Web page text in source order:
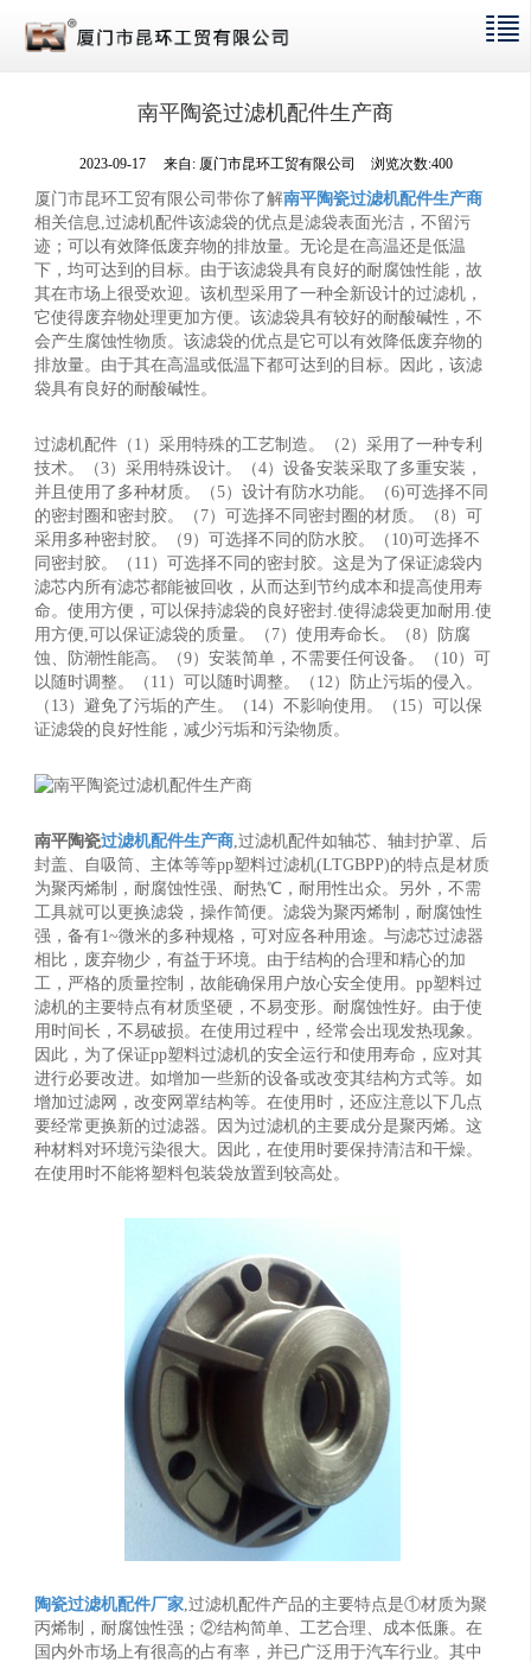
南平陶瓷过滤机配件生产商
2023-09-17 来自: 厦门市昆环工贸有限公司 浏览次数:400
厦门市昆环工贸有限公司带你了解南平陶瓷过滤机配件生产商
相关信息,过滤机配件该滤袋的优点是滤袋表面光洁，不留污
迹；可以有效降低废弃物的排放量。无论是在高温还是低温
下，均可达到的目标。由于该滤袋具有良好的耐腐蚀性能，故
其在市场上很受欢迎。该机型采用了一种全新设计的过滤机，
它使得废弃物处理更加方便。该滤袋具有较好的耐酸碱性，不
会产生腐蚀性物质。该滤袋的优点是它可以有效降低废弃物的
排放量。由于其在高温或低温下都可达到的目标。因此，该滤
袋具有良好的耐酸碱性。
过滤机配件（1）采用特殊的工艺制造。（2）采用了一种专利
技术。（3）采用特殊设计。（4）设备安装采取了多重安装，
并且使用了多种材质。（5）设计有防水功能。（6)可选择不同
的密封圈和密封胶。（7）可选择不同密封圈的材质。（8）可
采用多种密封胶。（9）可选择不同的防水胶。（10)可选择不
同密封胶。（11）可选择不同的密封胶。这是为了保证滤袋内
滤芯内所有滤芯都能被回收，从而达到节约成本和提高使用寿
命。使用方便，可以保持滤袋的良好密封.使得滤袋更加耐用.使
用方便,可以保证滤袋的质量。（7）使用寿命长。（8）防腐
蚀、防潮性能高。（9）安装简单，不需要任何设备。（10）可
以随时调整。（11）可以随时调整。（12）防止污垢的侵入。
（13）避免了污垢的产生。（14）不影响使用。（15）可以保
证滤袋的良好性能，减少污垢和污染物质。
南平陶瓷过滤机配件生产商,过滤机配件如轴芯、轴封护罩、后
封盖、自吸筒、主体等等pp塑料过滤机(LTGBPP)的特点是材质
为聚丙烯制，耐腐蚀性强、耐热℃，耐用性出众。另外，不需
工具就可以更换滤袋，操作简便。滤袋为聚丙烯制，耐腐蚀性
强，备有1~微米的多种规格，可对应各种用途。与滤芯过滤器
相比，废弃物少，有益于环境。由于结构的合理和精心的加
工，严格的质量控制，故能确保用户放心安全使用。pp塑料过
滤机的主要特点有材质坚硬，不易变形。耐腐蚀性好。由于使
用时间长，不易破损。在使用过程中，经常会出现发热现象。
因此，为了保证pp塑料过滤机的安全运行和使用寿命，应对其
进行必要改进。如增加一些新的设备或改变其结构方式等。如
增加过滤网，改变网罩结构等。在使用时，还应注意以下几点
要经常更换新的过滤器。因为过滤机的主要成分是聚丙烯。这
种材料对环境污染很大。因此，在使用时要保持清洁和干燥。
在使用时不能将塑料包装袋放置到较高处。
陶瓷过滤机配件厂家,过滤机配件产品的主要特点是①材质为聚
丙烯制，耐腐蚀性强；②结构简单、工艺合理、成本低廉。在
国内外市场上有很高的占有率，并已广泛用于汽车行业。其中